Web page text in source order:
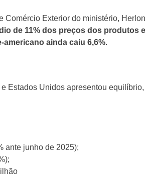
Comércio Exterior do ministério,
de 11% dos preços dos produtos
ainda caiu 6,6%.
Estados Unidos apresentou
ante junho de 2025);